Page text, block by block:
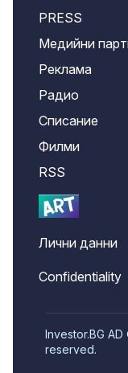
PRESS
Медийни
Реклама
Радио
Списание
Филми
RSS
Лични данни
Confidentiality
Investor.BG
reserved.